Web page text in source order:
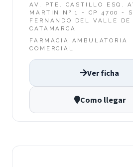
AV. PTE. CASTILLO ESQ.
MARTIN Nº 1 - CP 4700 -
FERNANDO DEL VALLE DE
CATAMARCA
FARMACIA AMBULATORIA
COMERCIAL
Ver ficha
Como llegar